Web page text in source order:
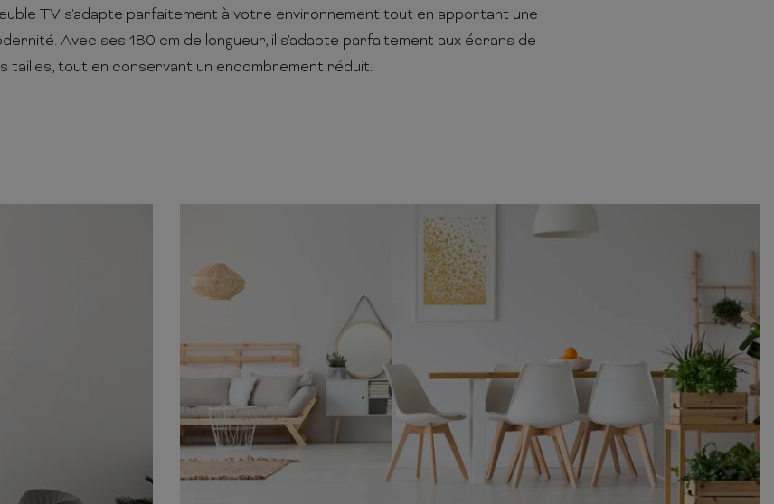
TV s'adapte parfaitement à votre environnement tout en apportant une
Avec ses 180 cm de longueur, il s'adapte parfaitement aux écrans de
tailles, tout en conservant un encombrement réduit.